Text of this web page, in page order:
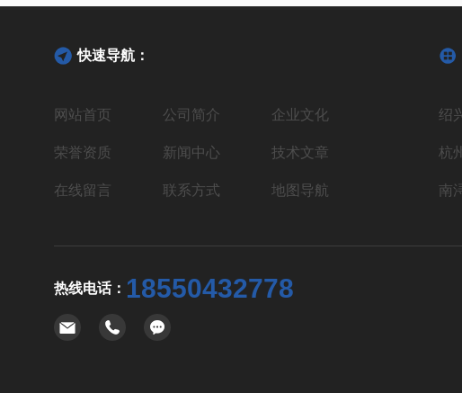
快速导航：
网站首页 公司简介 企业文化
荣誉资质 新闻中心 技术文章
在线留言 联系方式 地图导航
热线电话： 18550432778